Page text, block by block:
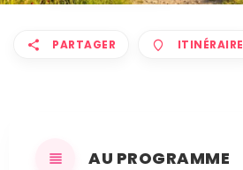
PARTAGER ITINÉRAIRE
AU PROGRAMME